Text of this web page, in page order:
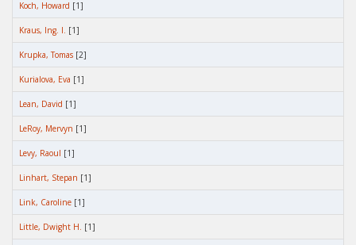
Koch, Howard [1]
Kraus, Ing. I. [1]
Krupka, Tomas [2]
Kurialova, Eva [1]
Lean, David [1]
LeRoy, Mervyn [1]
Levy, Raoul [1]
Linhart, Stepan [1]
Link, Caroline [1]
Little, Dwight H. [1]